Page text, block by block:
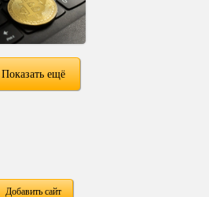
Показать ещё
Добавить сайт